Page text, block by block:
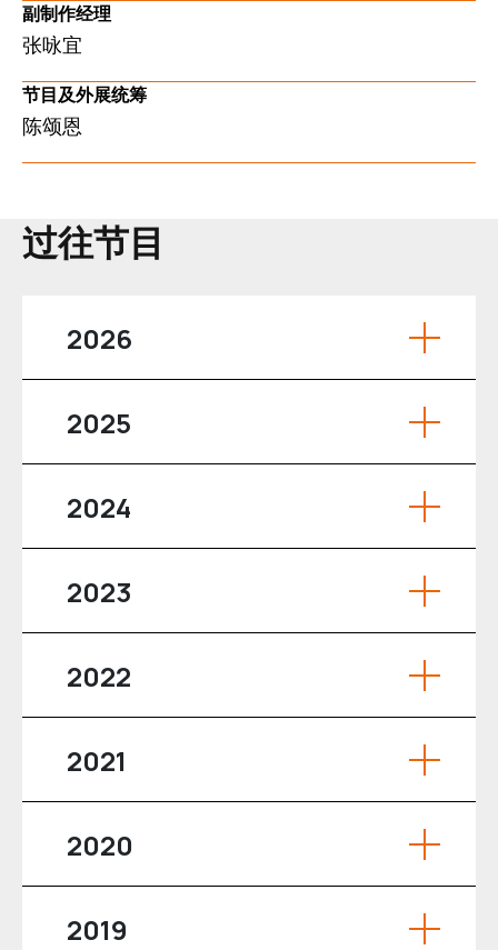
副制作经理
张咏宜
节目及外展统筹
陈颂恩
过往节目
2026
2025
2024
2023
2022
2021
2020
2019